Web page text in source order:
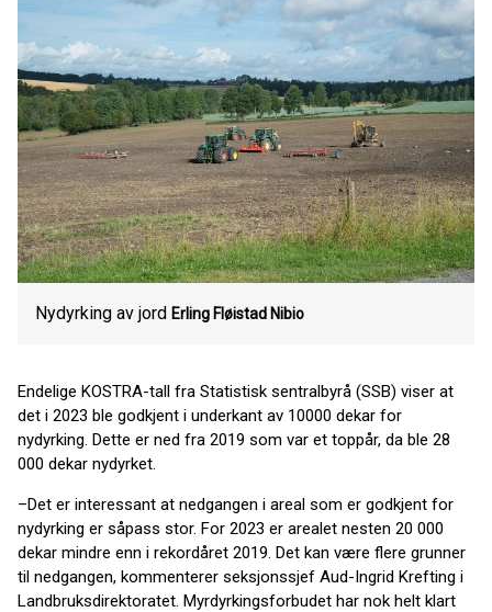
Nydyrking av jord Erling Fløistad Nibio
Endelige KOSTRA-tall fra Statistisk sentralbyrå (SSB) viser at
det i 2023 ble godkjent i underkant av 10000 dekar for
nydyrking. Dette er ned fra 2019 som var et toppår, da ble 28
000 dekar nydyrket.
–Det er interessant at nedgangen i areal som er godkjent for
nydyrking er såpass stor. For 2023 er arealet nesten 20 000
dekar mindre enn i rekordåret 2019. Det kan være flere grunner
til nedgangen, kommenterer seksjonssjef Aud-Ingrid Krefting i
Landbruksdirektoratet. Myrdyrkingsforbudet har nok helt klart